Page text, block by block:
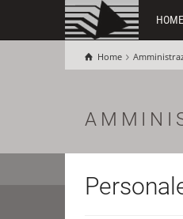
HOME
Home